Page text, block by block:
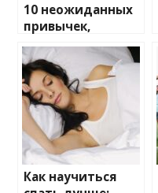
10 неожиданных
привычек,
которые
улучшают
здоровье
Как научиться